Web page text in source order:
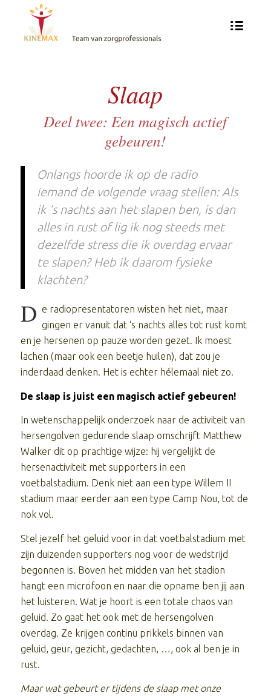
Slaap
Deel twee: Een magisch actief
gebeuren!
Onlangs hoorde ik op de radio
iemand de volgende vraag stellen: Als
ik ‘s nachts aan het slapen ben, is dan
alles in rust of lig ik nog steeds met
dezelfde stress die ik overdag ervaar
te slapen? Heb ik daarom fysieke
klachten?
D e radiopresentatoren wisten het niet, maar
gingen er vanuit dat ‘s nachts alles tot rust komt
en je hersenen op pauze worden gezet. Ik moest
lachen (maar ook een beetje huilen), dat zou je
inderdaad denken. Het is echter hélemaal niet zo.
De slaap is juist een magisch actief gebeuren!
In wetenschappelijk onderzoek naar de activiteit van
hersengolven gedurende slaap omschrijft Matthew
Walker dit op prachtige wijze: hij vergelijkt de
hersenactiviteit met supporters in een
voetbalstadium. Denk niet aan een type Willem II
stadium maar eerder aan een type Camp Nou, tot de
nok vol.
Stel jezelf het geluid voor in dat voetbalstadium met
zijn duizenden supporters nog voor de wedstrijd
begonnen is. Boven het midden van het stadion
hangt een microfoon en naar die opname ben jij aan
het luisteren. Wat je hoort is een totale chaos van
geluid. Zo gaat het ook met de hersengolven
overdag. Ze krijgen continu prikkels binnen van
geluid, geur, gezicht, gedachten, …, ook al ben je in
rust.
Maar wat gebeurt er tijdens de slaap met onze